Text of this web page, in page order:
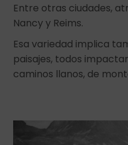
Entre otras ciudades,
Nancy y Reims.
Esa variedad implica
paisajes, todos
caminos llanos, de